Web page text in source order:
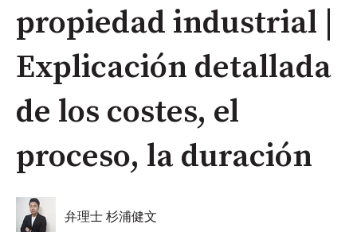
propiedad industrial |
Explicación detallada
de los costes, el
proceso, la duración
弁理士 杉浦健文